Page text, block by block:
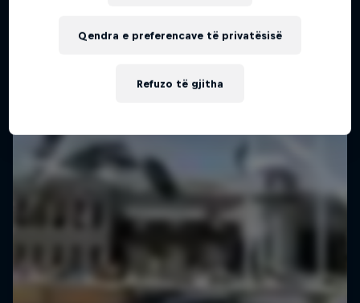
Refuzo të gjitha
Qendra e preferencave të privatësisë